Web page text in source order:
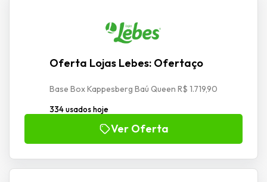
Oferta Lojas Lebes: Ofertaço
Base Box Kappesberg Baú Queen R$ 1.719,90
334 usados hoje
Ver Oferta